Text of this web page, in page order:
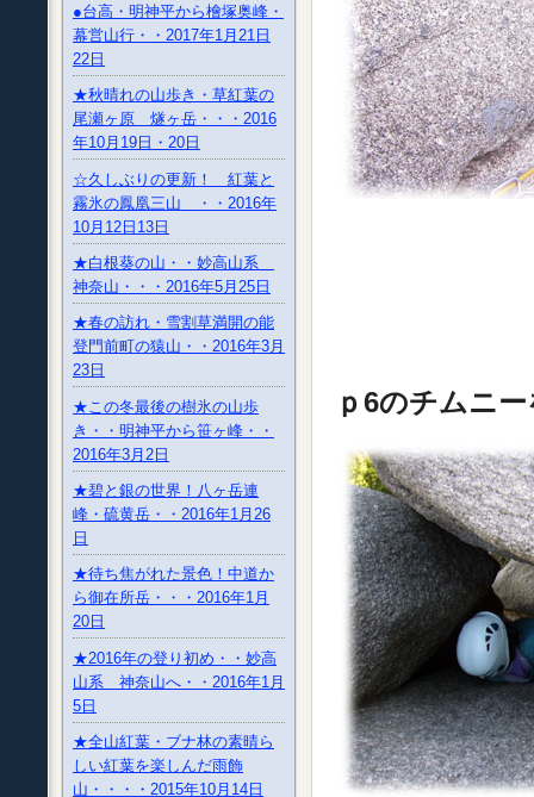
●台高・明神平から檜塚奥峰・
幕営山行・・2017年1月21日
22日
★秋晴れの山歩き・草紅葉の
尾瀬ヶ原 燧ヶ岳・・・2016
年10月19日・20日
☆久しぶりの更新！ 紅葉と
霧氷の鳳凰三山 ・・2016年
10月12日13日
★白根葵の山・・妙高山系
神奈山・・・2016年5月25日
★春の訪れ・雪割草満開の能
登門前町の猿山・・2016年3月
23日
★この冬最後の樹氷の山歩
き・・明神平から笹ヶ峰・・
2016年3月2日
★碧と銀の世界！八ヶ岳連
峰・硫黄岳・・2016年1月26
日
★待ち焦がれた景色！中道か
ら御在所岳・・・2016年1月
20日
★2016年の登り初め・・妙高
山系 神奈山へ・・2016年1月
5日
★全山紅葉・ブナ林の素晴ら
しい紅葉を楽しんだ雨飾
山・・・・2015年10月14日
ｐ6のチムニ